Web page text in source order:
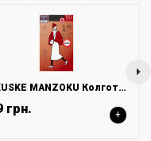
FUKUSKE MANZOKU Колготки серые 110 DEN, «антистрелка» и «суперпрочные», размер M-L (3-4)
грн. +